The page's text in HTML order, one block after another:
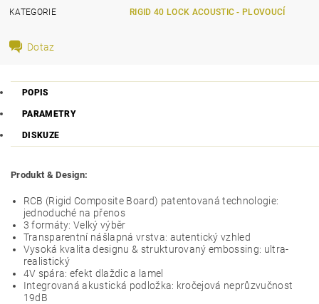
KATEGORIE
RIGID 40 LOCK ACOUSTIC - PLOVOUCÍ
Dotaz
POPIS
PARAMETRY
DISKUZE
Produkt & Design:
RCB (Rigid Composite Board) patentovaná technologie:
jednoduché na přenos
3 formáty: Velký výběr
Transparentní nášlapná vrstva: autentický vzhled
Vysoká kvalita designu & strukturovaný embossing: ultra-
realistický
4V spára: efekt dlaždic a lamel
Integrovaná akustická podložka: kročejová neprůzvučnost
19dB